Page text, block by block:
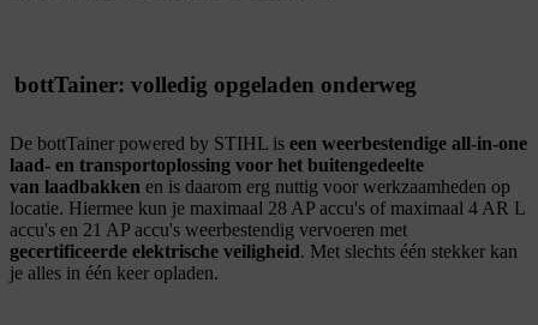
bottTainer: volledig opgeladen onderweg
De bottTainer powered by STIHL is een weerbestendige all-in-one
laad- en transportoplossing voor het buitengedeelte
van laadbakken en is daarom erg nuttig voor werkzaamheden op
locatie. Hiermee kun je maximaal 28 AP accu's of maximaal 4 AR L
accu's en 21 AP accu's weerbestendig vervoeren met
gecertificeerde elektrische veiligheid. Met slechts één stekker kan
je alles in één keer opladen.